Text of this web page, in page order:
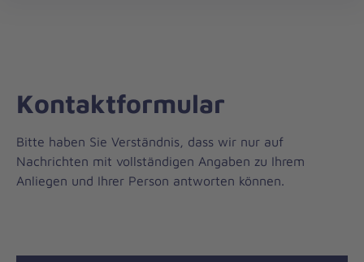
Kontaktformular
Bitte haben Sie Verständnis, dass wir nur auf
Nachrichten mit vollständigen Angaben zu Ihrem
Anliegen und Ihrer Person antworten können.